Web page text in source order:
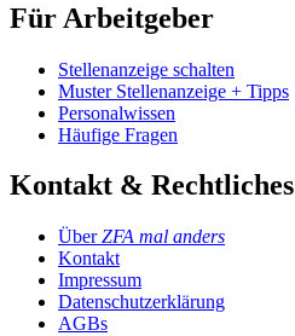
Für Arbeitgeber
Stellenanzeige schalten
Muster Stellenanzeige + Tipps
Personalwissen
Häufige Fragen
Kontakt & Rechtliches
ÜberZFA mal anders
Kontakt
Impressum
Datenschutzerklärung
AGBs